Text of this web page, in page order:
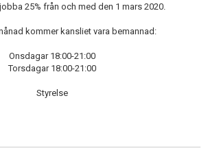
25% från och med den 1 mars 2020.
kommer kansliet vara bemannad:
Onsdagar 18:00-21:00
Torsdagar 18:00-21:00
Styrelse